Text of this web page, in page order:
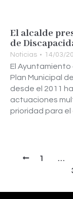
El alcalde
de
Noticias 14/03/
El
Plan Municipal
desde el 2011
actuaciones
prioridad para el
1 …